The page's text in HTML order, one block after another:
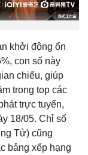
khởi động ổn
con số này
chiếu, giúp
trong top các
trực tuyến,
18/05. Chỉ số
Tử) cũng
bảng xếp hạng